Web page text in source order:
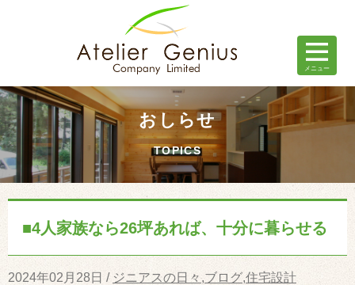
おしらせ
TOPICS
■4人家族なら26坪あれば、十分に暮らせる
2024年02月28日 / ジニアスの日々,ブログ,住宅設計